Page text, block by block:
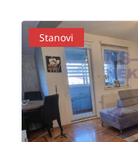
Stanovi